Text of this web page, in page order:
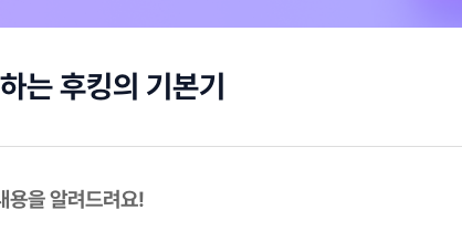
는 후킹의 기본기
용을 알려드려요!